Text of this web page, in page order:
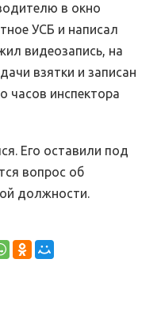
в окно
УСБ и написал
видеозапись, на
взятки и записан
часов инспектора
Его оставили под
вопрос об
должности.